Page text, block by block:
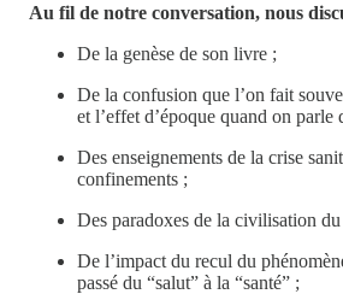
Au fil de notre conversation, nous
De la genèse de son livre ;
De la confusion que l’on fait
et l’effet d’époque quand on parle
Des enseignements de la crise
confinements ;
Des paradoxes de la civilisation
De l’impact du recul du
passé du “salut” à la “santé” ;